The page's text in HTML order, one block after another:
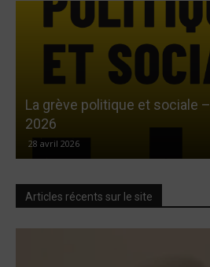
La grève politique et sociale
2026
28 avril 2026
Articles récents sur le site